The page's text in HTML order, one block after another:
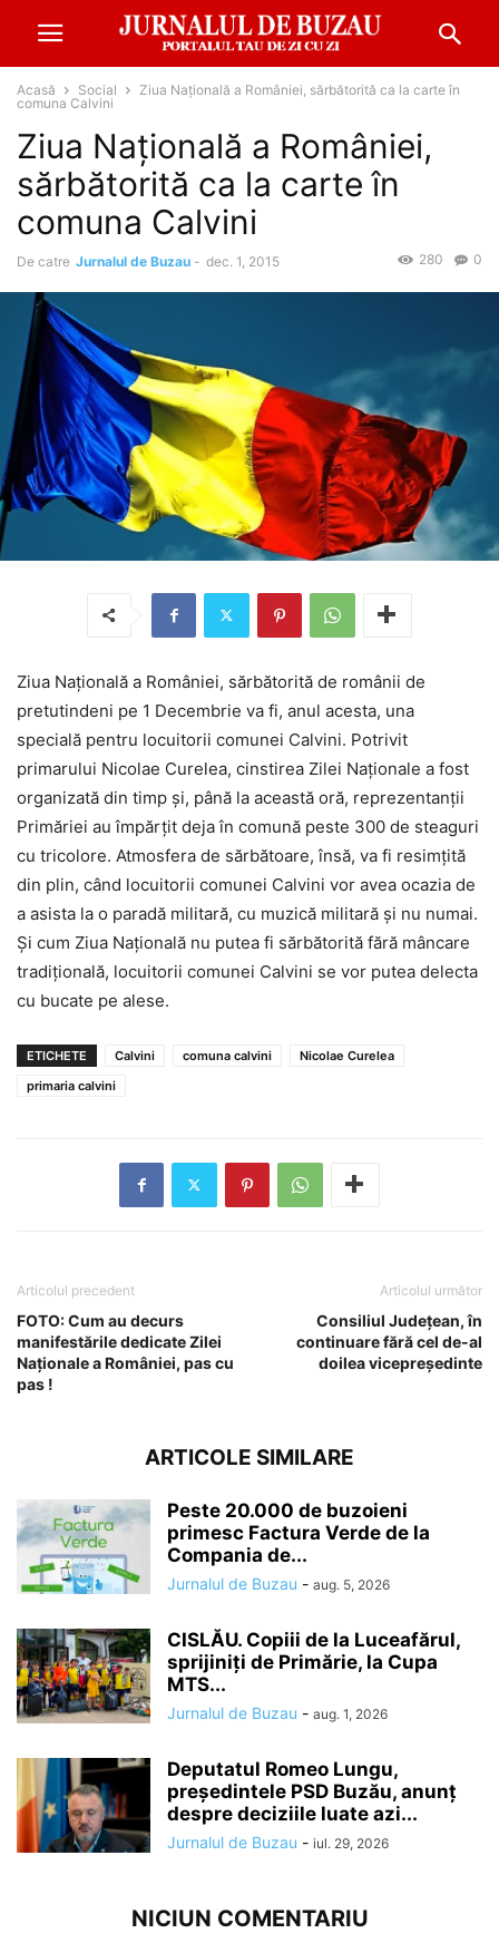
Acasă Social
Ziua Naţională a României, sărbătorită ca la carte în
comuna Calvini
Ziua Naţională a României,
sărbătorită ca la carte în
comuna Calvini
De catre Jurnalul de Buzau - dec. 1, 2015 0
280
Ziua Naţională a României, sărbătorită de românii de
pretutindeni pe 1 Decembrie va fi, anul acesta, una
specială pentru locuitorii comunei Calvini. Potrivit
primarului Nicolae Curelea, cinstirea Zilei Naţionale a fost
organizată din timp şi, până la această oră, reprezentanţii
Primăriei au împărţit deja în comună peste 300 de steaguri
cu tricolore. Atmosfera de sărbătoare, însă, va fi resimţită
din plin, când locuitorii comunei Calvini vor avea ocazia de
a asista la o paradă militară, cu muzică militară şi nu numai.
Şi cum Ziua Naţională nu putea fi sărbătorită fără mâncare
tradiţională, locuitorii comunei Calvini se vor putea delecta
cu bucate pe alese.
ETICHETE Calvini comuna calvini
Nicolae Curelea
primaria calvini
Articolul precedent
FOTO: Cum au decurs
manifestările dedicate Zilei
Naționale a României, pas cu
pas !
Articolul următor
Consiliul Județean, în
continuare fără cel de-al
doilea vicepreședinte
ARTICOLE SIMILARE
Peste 20.000 de buzoieni
primesc Factura Verde de la
Compania de...
Jurnalul de Buzau - aug. 5, 2026
CISLĂU. Copiii de la Luceafărul,
sprijiniți de Primărie, la Cupa
MTS...
Jurnalul de Buzau - aug. 1, 2026
Deputatul Romeo Lungu,
președintele PSD Buzău, anunț
despre deciziile luate azi...
Jurnalul de Buzau - iul. 29, 2026
NICIUN COMENTARIU